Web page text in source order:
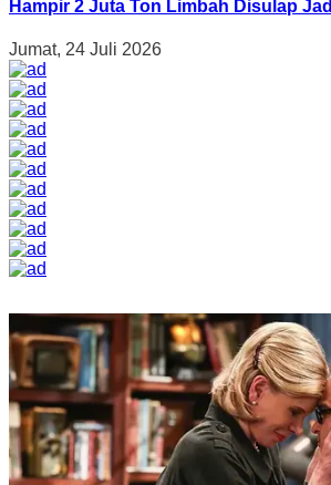
Hampir 2 Juta Ton Limbah Disulap
Jumat, 24 Juli 2026